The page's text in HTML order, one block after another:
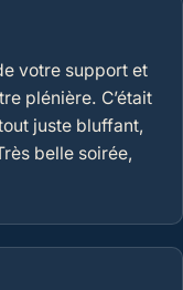
votre support et
plénière. C’était
juste bluffant,
belle soirée,